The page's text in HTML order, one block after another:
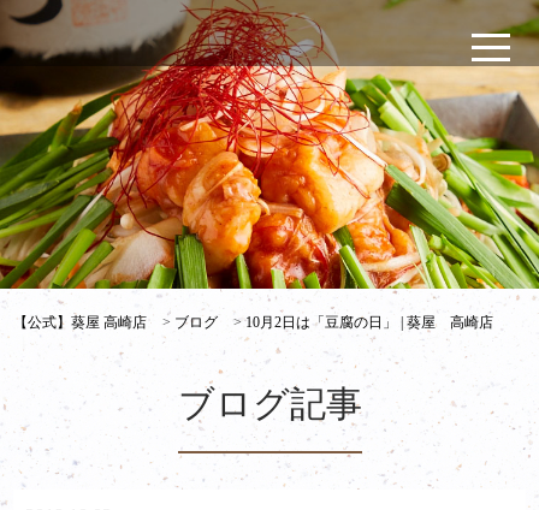
【公式】葵屋 高崎店 > ブログ >10月2日は「豆腐の日」 | 葵屋 高崎店
ブログ記事